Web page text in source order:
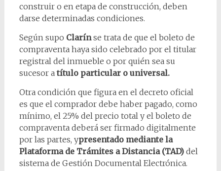
construir o en etapa de construcción, deben
darse determinadas condiciones.
Según supo Clarínse trata de que el boleto de
compraventa haya sido celebrado por el titular
registral del inmueble o por quién sea su
sucesor atítulo particular o universal.
Otra condición que figura en el decreto oficial
es que el comprador debe haber pagado, como
mínimo, el 25% del precio total y el boleto de
compraventa deberá ser firmado digitalmente
por las partes, ypresentado mediante la
Plataforma de Trámites a Distancia (TAD) del
sistema de Gestión Documental Electrónica.